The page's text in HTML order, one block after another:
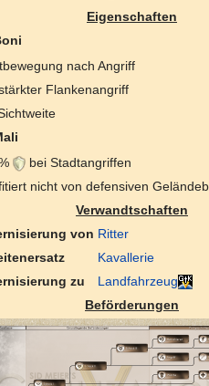
Eigenschaften
nach Angriff
Flankenangriff
bei Stadtangriffen
nicht von defensiven
Verwandtschaften
von Ritter
Kavallerie
zu
Landfahrzeug
Beförderungen